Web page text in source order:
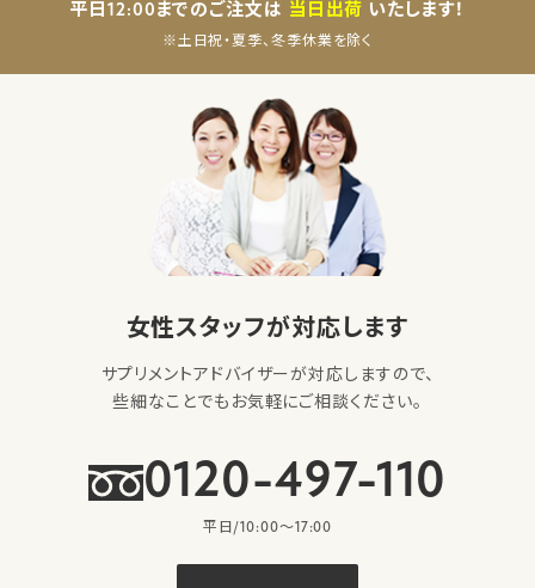
平日12:00までのご注文は 当日出荷 いたします！
※土日祝・夏季、冬季休業を除く
女性スタッフが対応します
サプリメントアドバイザーが対応しますので、
些細なことでもお気軽にご相談ください。
0120-497-110
平日/10:00〜17:00